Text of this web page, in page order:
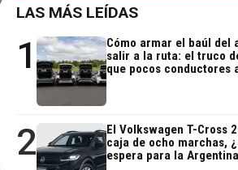
LAS MÁS LEÍDAS
1
Cómo armar el baúl del
salir a la ruta: el truco
que pocos conductores
2
El Volkswagen T-Cross
caja de ocho marchas,
espera para la